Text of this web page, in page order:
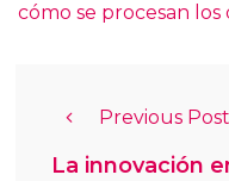
cómo se procesan
Previous Post
La innovación